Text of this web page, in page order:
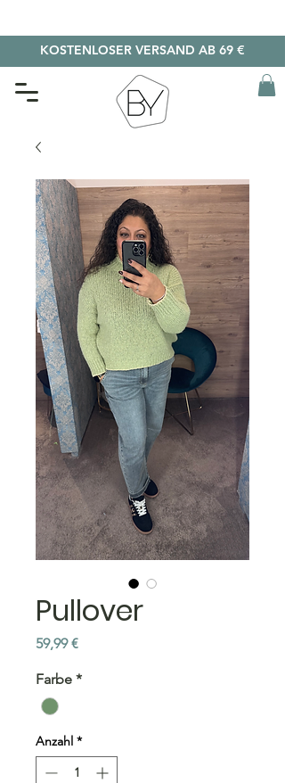
KOSTENLOSER VERSAND AB 69 €
Pullover
59,99 €Preis
Farbe *
Anzahl *